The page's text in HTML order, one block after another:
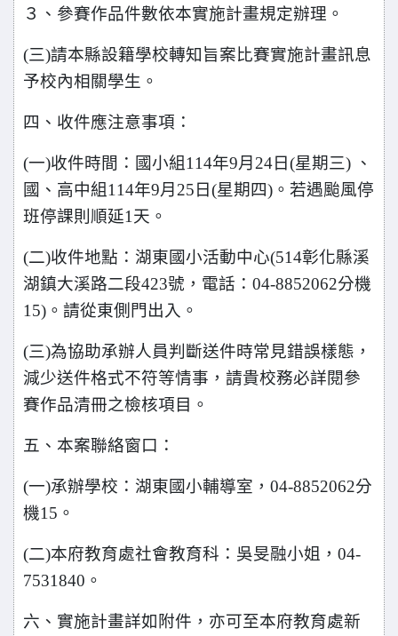
３、參賽作品件數依本實施計畫規定辦理。
(三)請本縣設籍學校轉知旨案比賽實施計畫訊息
予校內相關學生。
四、收件應注意事項：
(一)收件時間：國小組114年9月24日(星期三) 、
國、高中組114年9月25日(星期四)。若遇颱風停
班停課則順延1天。
(二)收件地點：湖東國小活動中心(514彰化縣溪
湖鎮大溪路二段423號，電話：04-8852062分機
15)。請從東側門出入。
(三)為協助承辦人員判斷送件時常見錯誤樣態，
減少送件格式不符等情事，請貴校務必詳閱參
賽作品清冊之檢核項目。
五、本案聯絡窗口：
(一)承辦學校：湖東國小輔導室，04-8852062分
機15。
(二)本府教育處社會教育科：吳旻融小姐，04-
7531840。
六、實施計畫詳如附件，亦可至本府教育處新